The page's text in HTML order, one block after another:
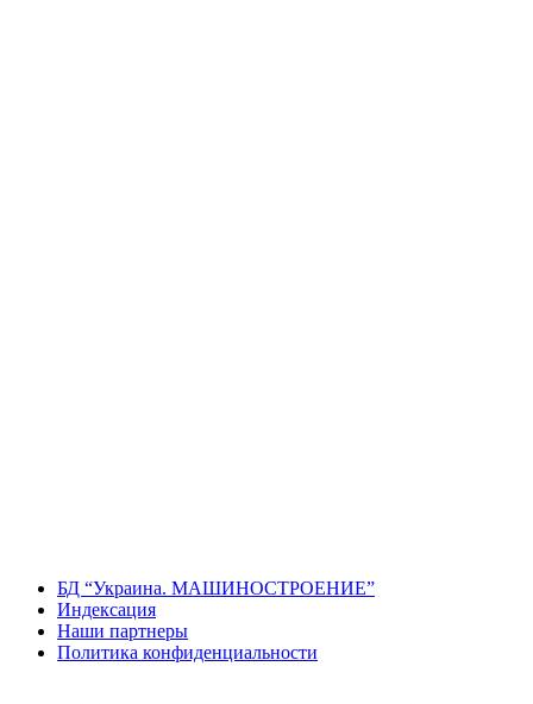
содержанию
БД “Украина. МАШИНОСТРОЕНИЕ”
Индекcация
Наши партнеры
Политика конфиденциальности